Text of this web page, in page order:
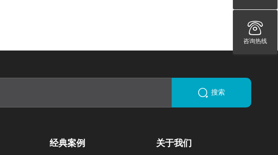
搜索
经典案例 关于我们
咨询热线